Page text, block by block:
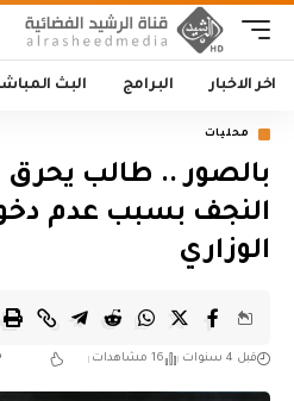
اخر الاخبار البرامج البث
محليات
بالصور .. طالب
النجف بسبب عدم
الوزاري
قبل 4 سنوات 16 مشاهدات